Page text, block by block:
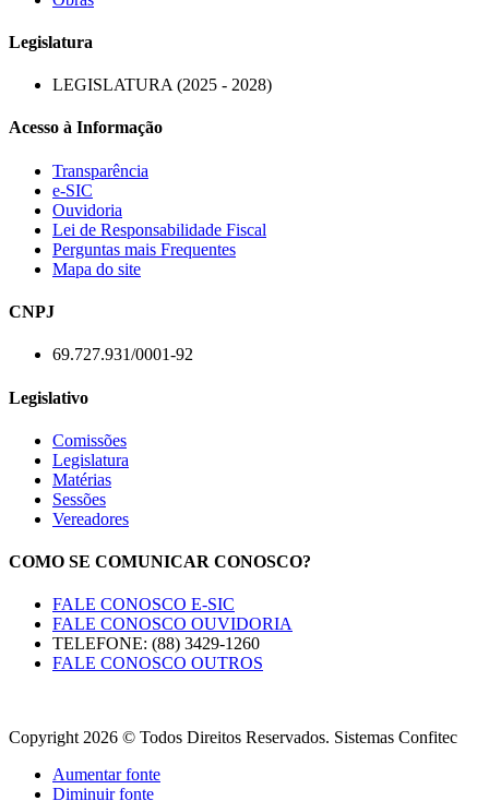
Legislatura
LEGISLATURA (2025 - 2028)
Acesso à Informação
Transparência
e-SIC
Ouvidoria
Lei de Responsabilidade Fiscal
Perguntas mais Frequentes
Mapa do site
CNPJ
69.727.931/0001-92
Legislativo
Comissões
Legislatura
Matérias
Sessões
Vereadores
COMO SE COMUNICAR CONOSCO?
FALE CONOSCO E-SIC
FALE CONOSCO OUVIDORIA
TELEFONE: (88) 3429-1260
FALE CONOSCO OUTROS
Copyright 2026 © Todos Direitos Reservados. Sistemas Confitec
Aumentar fonte
Diminuir fonte